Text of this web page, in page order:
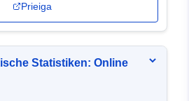
Prieiga
Statistiken: Online